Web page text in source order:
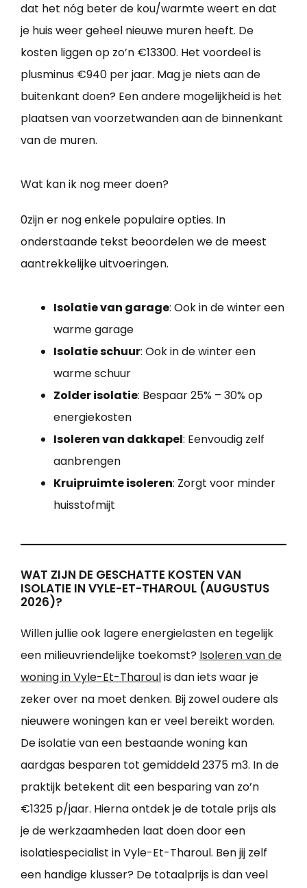
dat het nóg beter de kou/warmte weert en dat
je huis weer geheel nieuwe muren heeft. De
kosten liggen op zo’n €13300. Het voordeel is
plusminus €940 per jaar. Mag je niets aan de
buitenkant doen? Een andere mogelijkheid is het
plaatsen van voorzetwanden aan de binnenkant
van de muren.
Wat kan ik nog meer doen?
0zijn er nog enkele populaire opties. In
onderstaande tekst beoordelen we de meest
aantrekkelijke uitvoeringen.
Isolatie van garage: Ook in de winter een
warme garage
Isolatie schuur: Ook in de winter een
warme schuur
Zolder isolatie: Bespaar 25% – 30% op
energiekosten
Isoleren van dakkapel: Eenvoudig zelf
aanbrengen
Kruipruimte isoleren: Zorgt voor minder
huisstofmijt
WAT ZIJN DE GESCHATTE KOSTEN VAN
ISOLATIE IN VYLE-ET-THAROUL (AUGUSTUS
2026)?
Willen jullie ook lagere energielasten en tegelijk
een milieuvriendelijke toekomst? Isoleren van de
woning in Vyle-Et-Tharoulis dan iets waar je
zeker over na moet denken. Bij zowel oudere als
nieuwere woningen kan er veel bereikt worden.
De isolatie van een bestaande woning kan
aardgas besparen tot gemiddeld 2375 m3. In de
praktijk betekent dit een besparing van zo’n
€1325 p/jaar. Hierna ontdek je de totale prijs als
je de werkzaamheden laat doen door een
isolatiespecialist in Vyle-Et-Tharoul. Ben jij zelf
een handige klusser? De totaalprijs is dan veel